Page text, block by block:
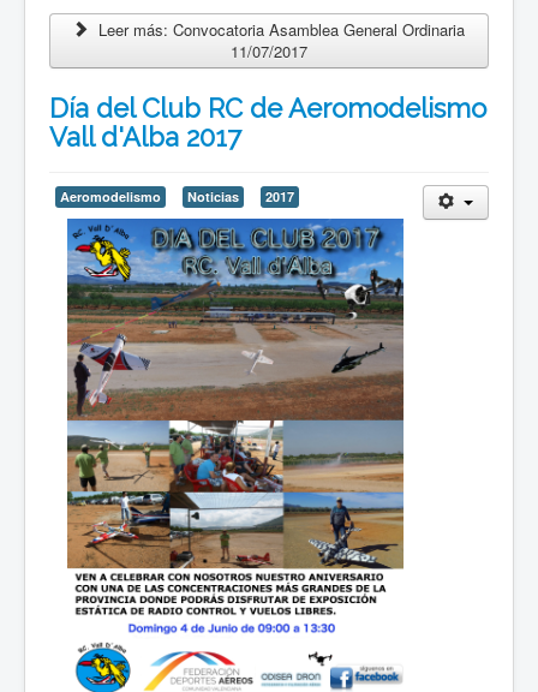
Leer más: Convocatoria Asamblea General Ordinaria
11/07/2017
Día del Club RC de Aeromodelismo
Vall d'Alba 2017
Aeromodelismo Noticias 2017